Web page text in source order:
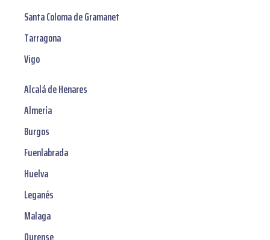
Santa Coloma de Gramanet
Tarragona
Vigo
Alcalá de Henares
Almería
Burgos
Fuenlabrada
Huelva
Leganés
Malaga